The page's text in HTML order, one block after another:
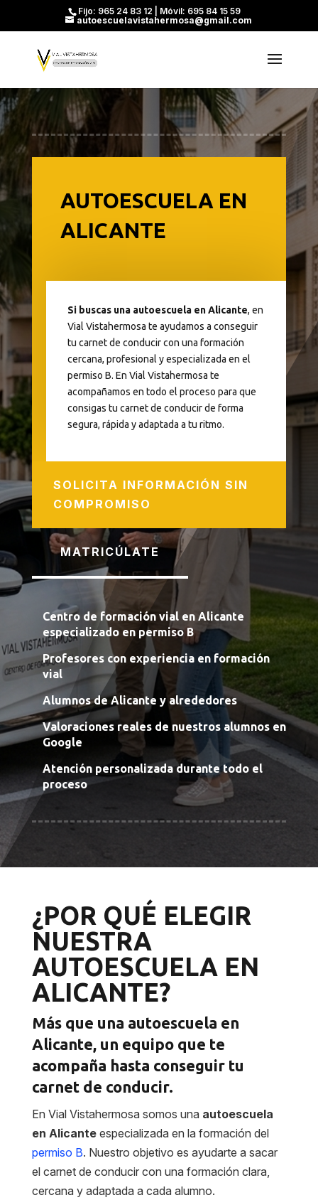
Fijo: 965 24 83 12 | Móvil: 695 84 15 59
autoescuelavistahermosa@gmail.com
AUTOESCUELA EN
ALICANTE
Si buscas una autoescuela en Alicante, en
Vial Vistahermosa te ayudamos a conseguir
tu carnet de conducir con una formación
cercana, profesional y especializada en el
permiso B. En Vial Vistahermosa te
acompañamos en todo el proceso para que
consigas tu carnet de conducir de forma
segura, rápida y adaptada a tu ritmo.
SOLICITA INFORMACIÓN SIN
COMPROMISO
MATRICÚLATE
Centro de formación vial en Alicante
especializado en permiso B
Profesores con experiencia en formación
vial
Alumnos de Alicante y alrededores
Valoraciones reales de nuestros alumnos en
Google
Atención personalizada durante todo el
proceso
¿POR QUÉ ELEGIR
NUESTRA
AUTOESCUELA EN
ALICANTE?
Más que una autoescuela en
Alicante, un equipo que te
acompaña hasta conseguir tu
carnet de conducir.
En Vial Vistahermosa somos una autoescuela
en Alicanteespecializada en la formación del
permiso B. Nuestro objetivo es ayudarte a sacar
el carnet de conducir con una formación clara,
cercana y adaptada a cada alumno.